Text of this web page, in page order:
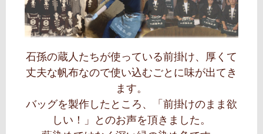
石孫の蔵人たちが使っている前掛け、厚くて
丈夫な帆布なので使い込むごとに味が出てき
ます。
バッグを製作したところ、「前掛けのまま欲
しい！」とのお声を頂きました。